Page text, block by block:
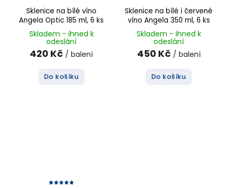
Sklenice na bílé víno
Angela Optic 185 ml, 6 ks
Skladem - ihned k
odeslání
420 Kč / balení
Do košíku
Sklenice na bílé i červené
víno Angela 350 ml, 6 ks
Skladem - ihned k
odeslání
450 Kč / balení
Do košíku